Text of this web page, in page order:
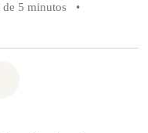
de 5 minutos
•